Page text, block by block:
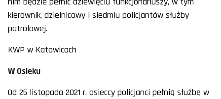
kierownik, dzielnicowy i siedmiu policjantów służby
patrolowej.
KWP w Katowicach
W Osieku
Od 25 listopada 2021 r. osieccy policjanci pełnią służbę w